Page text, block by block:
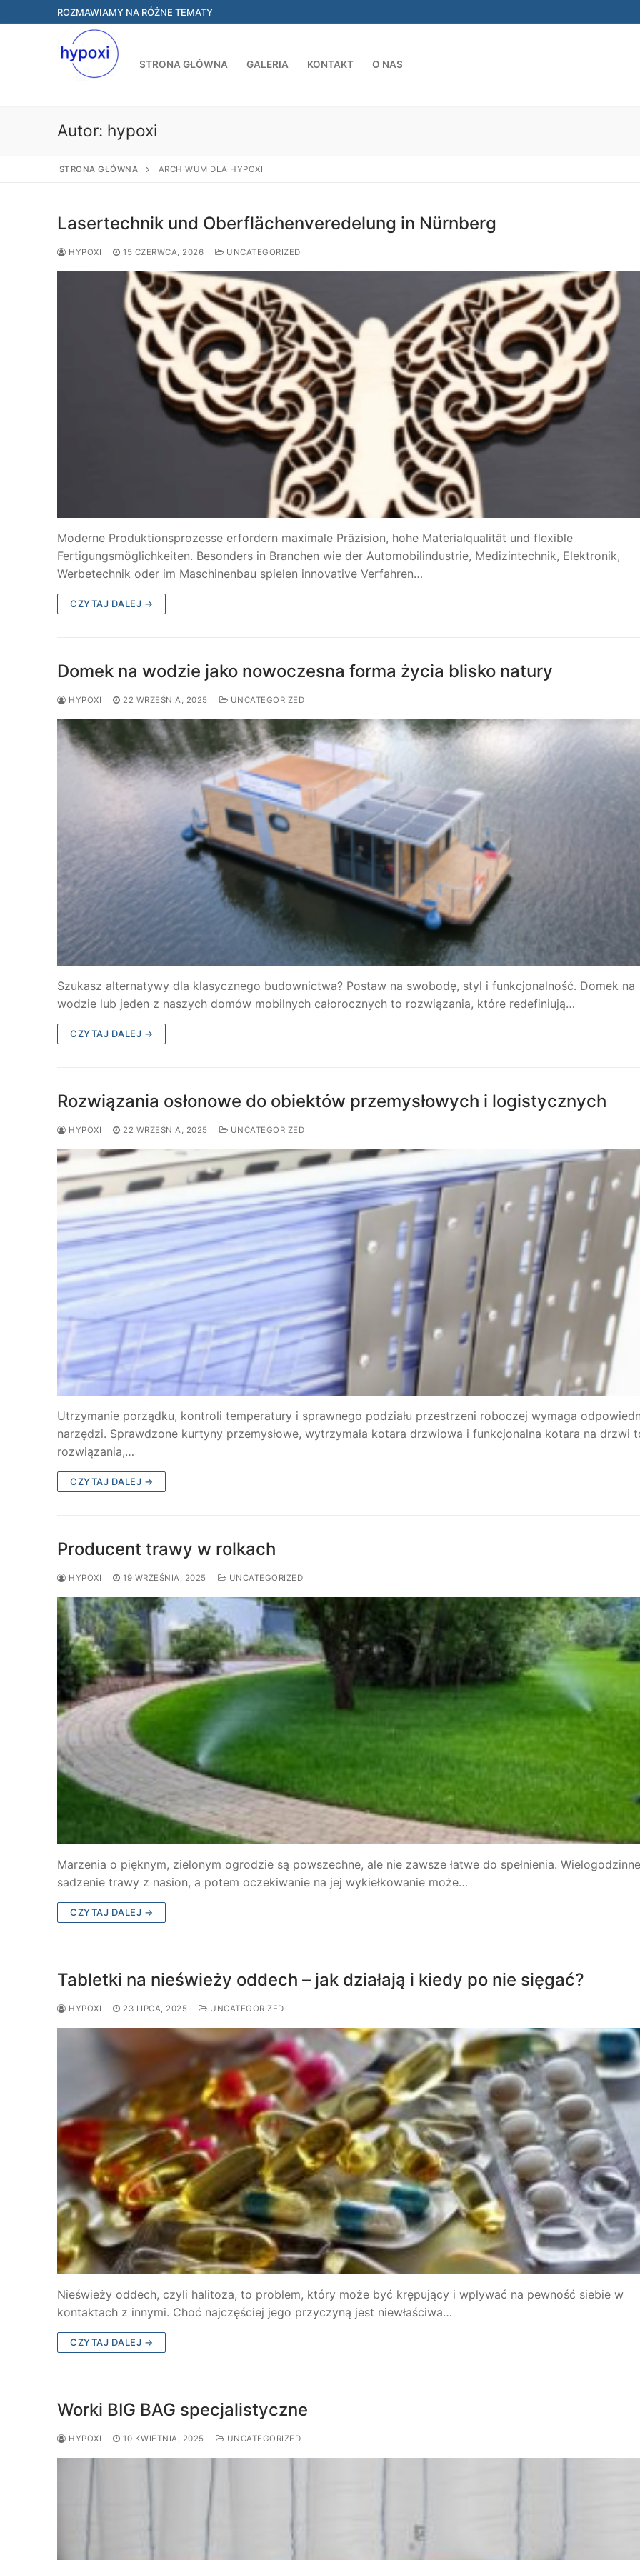
do
ROZMAWIAMY NA RÓŻNE TEMATY
STRONA GŁÓWNA GALERIA KONTAKT O NAS
Autor: hypoxi
STRONA GŁÓWNA ARCHIWUM DLA HYPOXI
Lasertechnik und Oberflächenveredelung in Nürnberg
HYPOXI 15 CZERWCA, 2026 UNCATEGORIZED
Moderne Produktionsprozesse erfordern maximale Präzision, hohe Materialqualität und flexible
Fertigungsmöglichkeiten. Besonders in Branchen wie der Automobilindustrie, Medizintechnik, Elektronik,
Werbetechnik oder im Maschinenbau spielen innovative Verfahren…
CZYTAJ DALEJ →
Domek na wodzie jako nowoczesna forma życia blisko natury
HYPOXI 22 WRZEŚNIA, 2025 UNCATEGORIZED
Szukasz alternatywy dla klasycznego budownictwa? Postaw na swobodę, styl i funkcjonalność. Domek na
wodzie lub jeden z naszych domów mobilnych całorocznych to rozwiązania, które redefiniują…
CZYTAJ DALEJ →
Rozwiązania osłonowe do obiektów przemysłowych i logistycznych
HYPOXI 22 WRZEŚNIA, 2025 UNCATEGORIZED
Utrzymanie porządku, kontroli temperatury i sprawnego podziału przestrzeni roboczej wymaga
narzędzi. Sprawdzone kurtyny przemysłowe, wytrzymała kotara drzwiowa i funkcjonalna kotara na drzwi
rozwiązania,…
CZYTAJ DALEJ →
Producent trawy w rolkach
HYPOXI 19 WRZEŚNIA, 2025 UNCATEGORIZED
Marzenia o pięknym, zielonym ogrodzie są powszechne, ale nie zawsze łatwe do spełnienia. Wielogodzinne
sadzenie trawy z nasion, a potem oczekiwanie na jej wykiełkowanie może…
CZYTAJ DALEJ →
Tabletki na nieświeży oddech – jak działają i kiedy po nie sięgać?
HYPOXI 23 LIPCA, 2025 UNCATEGORIZED
Nieświeży oddech, czyli halitoza, to problem, który może być krępujący i wpływać na pewność siebie w
kontaktach z innymi. Choć najczęściej jego przyczyną jest niewłaściwa…
CZYTAJ DALEJ →
Worki BIG BAG specjalistyczne
HYPOXI 10 KWIETNIA, 2025 UNCATEGORIZED